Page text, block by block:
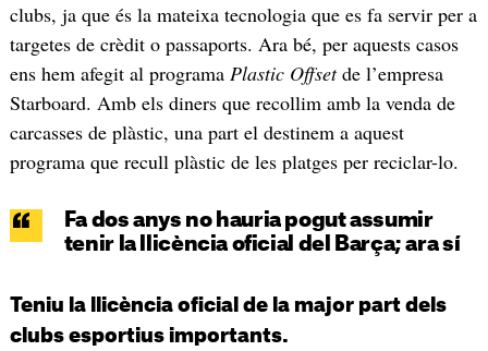
clubs, ja que és la mateixa tecnologia que es fa servir per a
targetes de crèdit o passaports. Ara bé, per aquests casos
ens hem afegit al programa Plastic Offsetde l’empresa
Starboard. Amb els diners que recollim amb la venda de
carcasses de plàstic, una part el destinem a aquest
programa que recull plàstic de les platges per reciclar-lo.
Fa dos anys no hauria pogut assumir
tenir la llicència oficial del Barça; ara sí
Teniu la llicència oficial de la major part dels
clubs esportius importants.